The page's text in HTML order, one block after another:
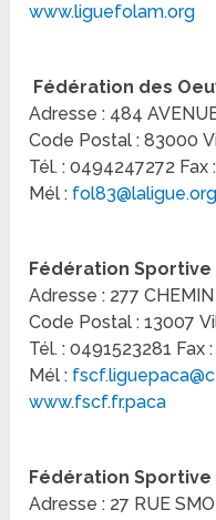
www.liguefolam.org
Fédération des
Adresse : 484
Code Postal : 83000
Tél. : 0494247272
Mél : fol83@laligue.org
Fédération
Adresse : 277
Code Postal : 13007
Tél. : 0491523281 Fax
Mél :
www.fscf.fr.paca
Fédération
Adresse : 27 RUE